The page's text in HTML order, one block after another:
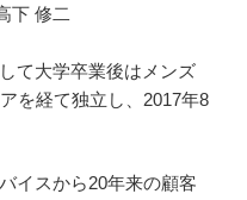
下 修二
て大学卒業後はメンズ
を経て独立し、2017年8
イスから20年来の顧客